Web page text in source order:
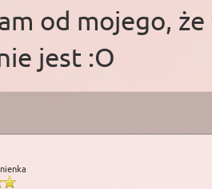
od mojego,
jest :O